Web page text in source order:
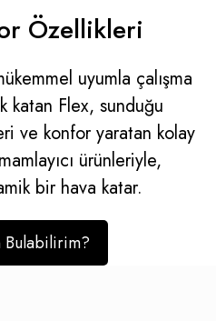
Özellikleri
uyumla çalışma
katan Flex, sunduğu
ve konfor yaratan kolay
ürünleriyle,
bir hava katar.